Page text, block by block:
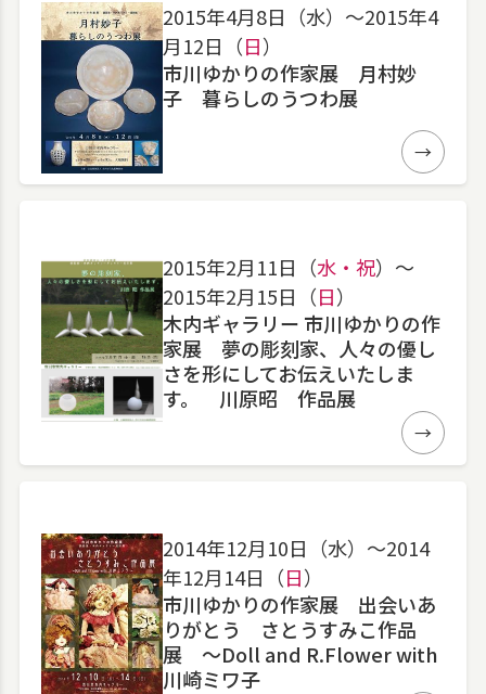
2015年4月8日（水）〜2015年4
月12日（日）
市川ゆかりの作家展 月村妙
子 暮らしのうつわ展
詳細
2015年2月11日（水・祝）〜
2015年2月15日（日）
木内ギャラリー 市川ゆかりの作
家展 夢の彫刻家、人々の優し
さを形にしてお伝えいたしま
す。 川原昭 作品展
詳細
2014年12月10日（水）〜2014
年12月14日（日）
市川ゆかりの作家展 出会いあ
りがとう さとうすみこ作品
展 ～Doll and R.Flower with
川崎ミワ子